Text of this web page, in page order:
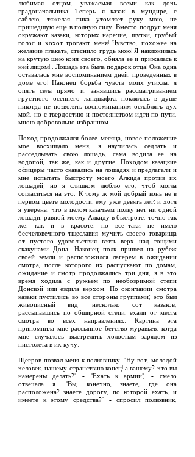
любимая отцом, уважаемая всеми как дочь
градоначальника! Теперь я казак! в мундире, с
саблею; тяжелая пика утомляет руку мою, не
пришедшую еще в полную силу. Вместо подруг меня
окружают казаки, которых наречие, шутки, грубый
голос и хохот трогают меня! Чувство, похожее на
желание плакать, стеснило грудь мою! Я наклонилась
на крутую шею коня своего, обняла ее и прижалась к
ней лицом!.. Лошадь эта была подарок отца! Она одна
оставалась мне воспоминанием дней, проведенных в
доме его! Наконец борьба чувств моих утихла, я
опять села прямо и, занявшись рассматриванием
грустного осеннего ландшафта, поклялась в душе
никогда не позволять воспоминаниям ослаблять дух
мой, но с твердостию и постоянством идти по пути,
мною добровольно избранном.
Поход продолжался более месяца; новое положение
мое восхищало меня; я научилась седлать и
расседлывать свою лошадь, сама водила ее на
водопой, так же, как и другие. Походом казацкие
офицеры часто скакались на лошадях и предлагали и
мне испытать быстроту моего Алкида против их
лошадей; но я слишком люблю его, чтоб могла
согласиться на это. К тому ж мой добрый конь не в
первом цвете молодости, ему уже девять лет; и хотя
я уверена, что в целом казачьем полку нет ни одной
лошади, равной моему Алкиду в быстроте, точно так
же, как и в красоте, но все-таки не имею
бесчеловечного тщеславия мучить своего товарища
от пустого удовольствия взять верх над тощими
скакунами Дона. Наконец полк пришел на рубеж
своей земли и расположился лагерем в ожидании
смотра, после которого их распускают по домам;
ожидание и смотр продолжались три дня; я в это
время ходила с ружьем по необозримой степи
Донской или ездила верхом. По окончании смотра
казаки пустились во все стороны группами; это был
живописный вид: несколько сот казаков,
рассыпавшись по обширной степи, ехали от места
смотра во всех направлениях. Картина эта
припомнила мне рассыпное бегство муравьев, когда
мне случалось выстрелить холостым зарядом из
пистолета в их кучу.
Щегров позвал меня к полковнику: "Ну вот, молодой
человек, нашему странствию конец! а вашему? что вы
намерены делать?" - "Ехать к армии", - смело
отвечала я. "Вы, конечно, знаете, где она
расположена? знаете дорогу, по которой ехать, и
имеете к этому средства?" - спросил полковник,